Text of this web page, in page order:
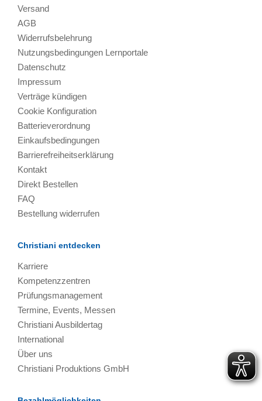
Versand
AGB
Widerrufsbelehrung
Nutzungsbedingungen Lernportale
Datenschutz
Impressum
Verträge kündigen
Cookie Konfiguration
Batterieverordnung
Einkaufsbedingungen
Barrierefreiheitserklärung
Kontakt
Direkt Bestellen
FAQ
Bestellung widerrufen
Christiani entdecken
Karriere
Kompetenzzentren
Prüfungsmanagement
Termine, Events, Messen
Christiani Ausbildertag
International
Über uns
Christiani Produktions GmbH